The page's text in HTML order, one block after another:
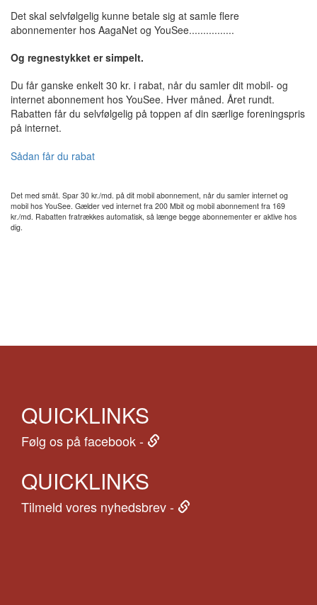
Det skal selvfølgelig kunne betale sig at samle flere
abonnementer hos AagaNet og YouSee................
Og regnestykket er simpelt.
Du får ganske enkelt 30 kr. i rabat, når du samler dit mobil- og
internet abonnement hos YouSee. Hver måned. Året rundt.
Rabatten får du selvfølgelig på toppen af din særlige foreningspris
på internet.
Sådan får du rabat
Det med småt. Spar 30 kr./md. på dit mobil abonnement, når du samler internet og
mobil hos YouSee. Gælder ved internet fra 200 Mbit og mobil abonnement fra 169
kr./md. Rabatten fratrækkes automatisk, så længe begge abonnementer er aktive hos
dig.
QUICKLINKS
Følg os på facebook -
QUICKLINKS
Tilmeld vores nyhedsbrev -